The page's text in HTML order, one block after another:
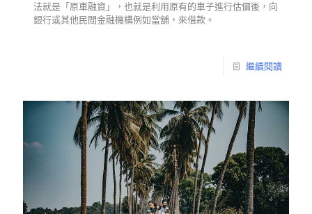
法就是「原車融資」，也就是利用原有的車子進行估價後，向
銀行或其他民間金融機構例如當舖，來借款。
繼續閱讀